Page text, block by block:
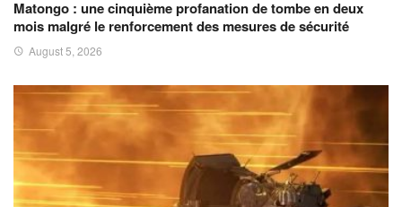
Matongo : une cinquième profanation de tombe en deux
mois malgré le renforcement des mesures de sécurité
August 5, 2026